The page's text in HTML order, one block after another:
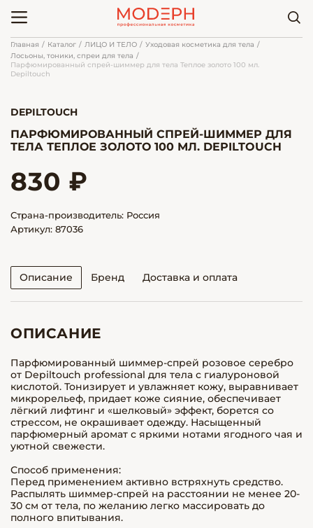
Главная Каталог ЛИЦО И ТЕЛО
Уходовая косметика для тела
Лосьоны, тоники, спреи для тела
Парфюмированный спрей-шиммер для тела Теплое золото 100 мл.
Depiltouch
DEPILTOUCH
ПАРФЮМИРОВАННЫЙ СПРЕЙ-ШИММЕР ДЛЯ
ТЕЛА ТЕПЛОЕ ЗОЛОТО 100 МЛ. DEPILTOUCH
830 ₽
Страна-производитель: Россия
Артикул: 87036
Описание Бренд Доставка и оплата
ОПИСАНИЕ
Парфюмированный шиммер-спрей розовое серебро
от Depiltouch professional для тела с гиалуроновой
кислотой. Тонизирует и увлажняет кожу, выравнивает
микрорельеф, придает коже сияние, обеспечивает
лёгкий лифтинг и «шелковый» эффект, борется со
стрессом, не окрашивает одежду. Насыщенный
парфюмерный аромат с яркими нотами ягодного чая и
уютной свежести.
Способ применения:
Перед применением активно встряхнуть средство.
Распылять шиммер-спрей на расстоянии не менее 20-
30 см от тела, по желанию легко массировать до
полного впитывания.